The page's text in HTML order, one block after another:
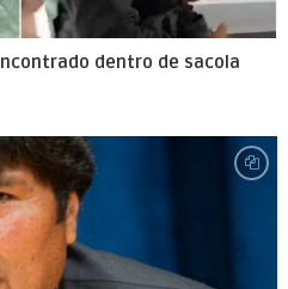
dentro de sacola